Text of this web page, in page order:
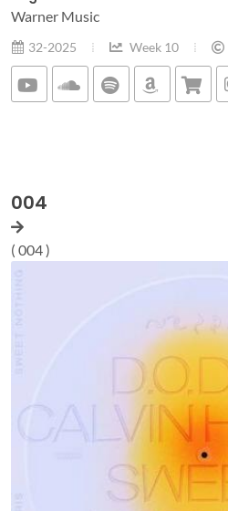
Warner Music
32-2025 Week 10
004
( 004 )